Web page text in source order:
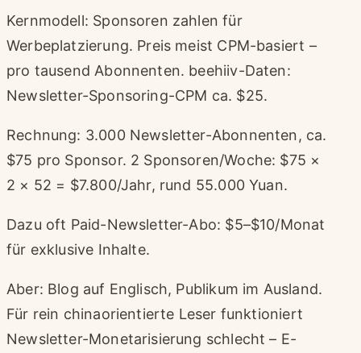
Kernmodell: Sponsoren zahlen für
Werbeplatzierung. Preis meist CPM-basiert –
pro tausend Abonnenten. beehiiv-Daten:
Newsletter-Sponsoring-CPM ca. $25.
Rechnung: 3.000 Newsletter-Abonnenten, ca.
$75 pro Sponsor. 2 Sponsoren/Woche: $75 ×
2 × 52 = $7.800/Jahr, rund 55.000 Yuan.
Dazu oft Paid-Newsletter-Abo: $5–$10/Monat
für exklusive Inhalte.
Aber: Blog auf Englisch, Publikum im Ausland.
Für rein chinaorientierte Leser funktioniert
Newsletter-Monetarisierung schlecht – E-